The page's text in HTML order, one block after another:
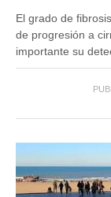
El grado de
de progresión a
importante su